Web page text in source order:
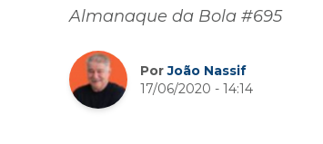
Almanaque da Bola #695
PorJoão Nassif
17/06/2020 - 14:14